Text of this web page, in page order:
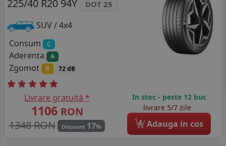
225/40 R20 94Y
DOT 25
SUV / 4x4
Consum
C
Aderenta A
Zgomot B 72 dB
Livrare gratuită *
1106 RON
1348 RON
Discount 17%
In stoc - peste 12 buc
livrare 5/7 zile
4 Adauga in cos